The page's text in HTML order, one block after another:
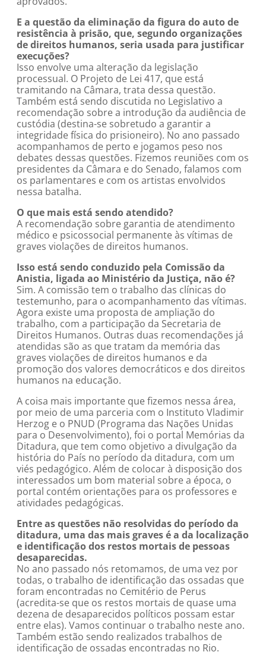
E a questão da eliminação da figura do auto de
resistência à prisão, que, segundo organizações
de direitos humanos, seria usada para justificar
execuções?
Isso envolve uma alteração da legislação
processual. O Projeto de Lei 417, que está
tramitando na Câmara, trata dessa questão.
Também está sendo discutida no Legislativo a
recomendação sobre a introdução da audiência de
custódia (destina-se sobretudo a garantir a
integridade física do prisioneiro). No ano passado
acompanhamos de perto e jogamos peso nos
debates dessas questões. Fizemos reuniões com os
presidentes da Câmara e do Senado, falamos com
os parlamentares e com os artistas envolvidos
nessa batalha.
O que mais está sendo atendido?
A recomendação sobre garantia de atendimento
médico e psicossocial permanente às vítimas de
graves violações de direitos humanos.
Isso está sendo conduzido pela Comissão da
Anistia, ligada ao Ministério da Justiça, não é?
Sim. A comissão tem o trabalho das clínicas do
testemunho, para o acompanhamento das vítimas.
Agora existe uma proposta de ampliação do
trabalho, com a participação da Secretaria de
Direitos Humanos. Outras duas recomendações já
atendidas são as que tratam da memória das
graves violações de direitos humanos e da
promoção dos valores democráticos e dos direitos
humanos na educação.
A coisa mais importante que fizemos nessa área,
por meio de uma parceria com o Instituto Vladimir
Herzog e o PNUD (Programa das Nações Unidas
para o Desenvolvimento), foi o portal Memórias da
Ditadura, que tem como objetivo a divulgação da
história do País no período da ditadura, com um
viés pedagógico. Além de colocar à disposição dos
interessados um bom material sobre a época, o
portal contém orientações para os professores e
atividades pedagógicas.
Entre as questões não resolvidas do período da
ditadura, uma das mais graves é a da localização
e identificação dos restos mortais de pessoas
desaparecidas.
No ano passado nós retomamos, de uma vez por
todas, o trabalho de identificação das ossadas que
foram encontradas no Cemitério de Perus
(acredita-se que os restos mortais de quase uma
dezena de desaparecidos políticos possam estar
entre elas). Vamos continuar o trabalho neste ano.
Também estão sendo realizados trabalhos de
identificação de ossadas encontradas no Rio.